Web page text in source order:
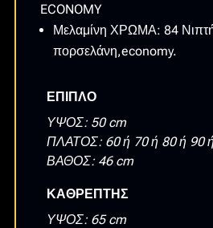
ECONOMY
Μελαμίνη ΧΡΩΜΑ: 84
πορσελάνη,economy.
ΕΠΙΠΛΟ
ΥΨΟΣ: 50 cm
ΠΛΑΤΟΣ: 60 ή 70 ή 80 ή 90
ΒΑΘΟΣ: 46 cm
ΚΑΘΡΕΠΤΗΣ
ΥΨΟΣ: 65 cm